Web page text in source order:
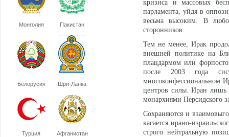
Монголия Пакистан
Белорусия Шри-Ланка
Турция Афганистан
кризиса и массовых
парламента, уйдя в
весьма высоким. В
сторонников.
Тем не менее, Ирак
внешней политике на
плацдармом или
после 2003 года
многоконфессиональном
центров силы. Иран лишь
монархиями Персидского
Сохраняются и
касается ирано-
строго нейтральную